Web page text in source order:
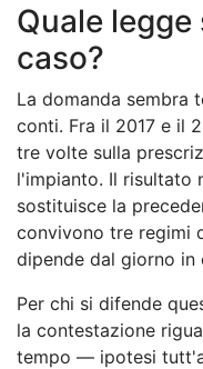
Quale
caso?
La domanda sembra
conti. Fra il 2017 e il
tre volte sulla
l'impianto. Il risultato
sostituisce la
convivono tre regimi
dipende dal giorno
Per chi si difende
la contestazione
tempo — ipotesi